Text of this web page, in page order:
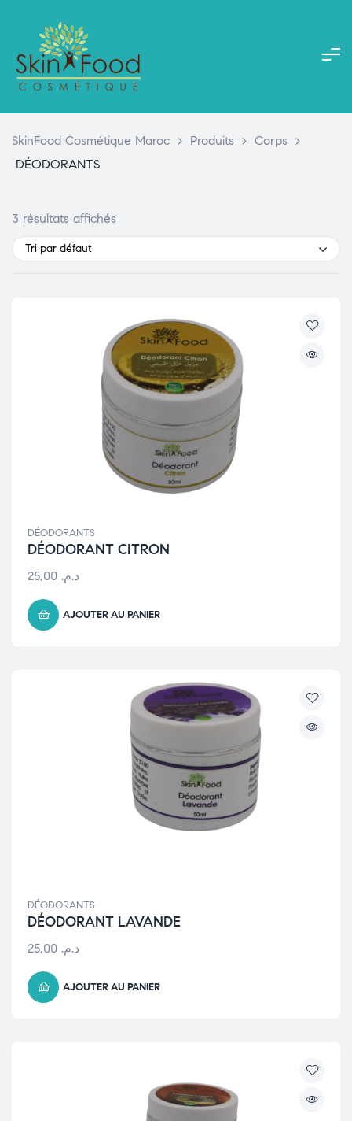
SkinFood Cosmétique Maroc > Produits > Corps
>
DÉODORANTS
3 résultats affichés
Tri par défaut
DÉODORANTS
DÉODORANT CITRON
د.م.
AJOUTER AU PANIER
DÉODORANTS
DÉODORANT LAVANDE
د.م.
AJOUTER AU PANIER